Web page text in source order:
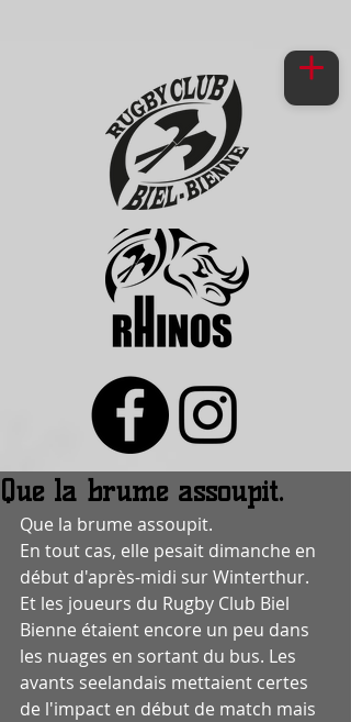
Que la brume assoupit.
Que la brume assoupit.
En tout cas, elle pesait dimanche en
début d'après-midi sur Winterthur.
Et les joueurs du Rugby Club Biel
Bienne étaient encore un peu dans
les nuages en sortant du bus. Les
avants seelandais mettaient certes
de l'impact en début de match mais